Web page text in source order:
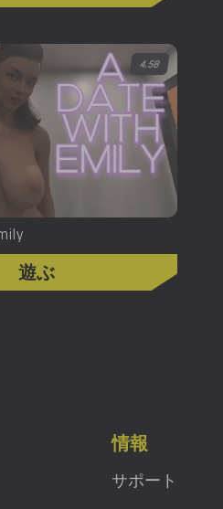
4.58
遊ぶ
情報
サポート